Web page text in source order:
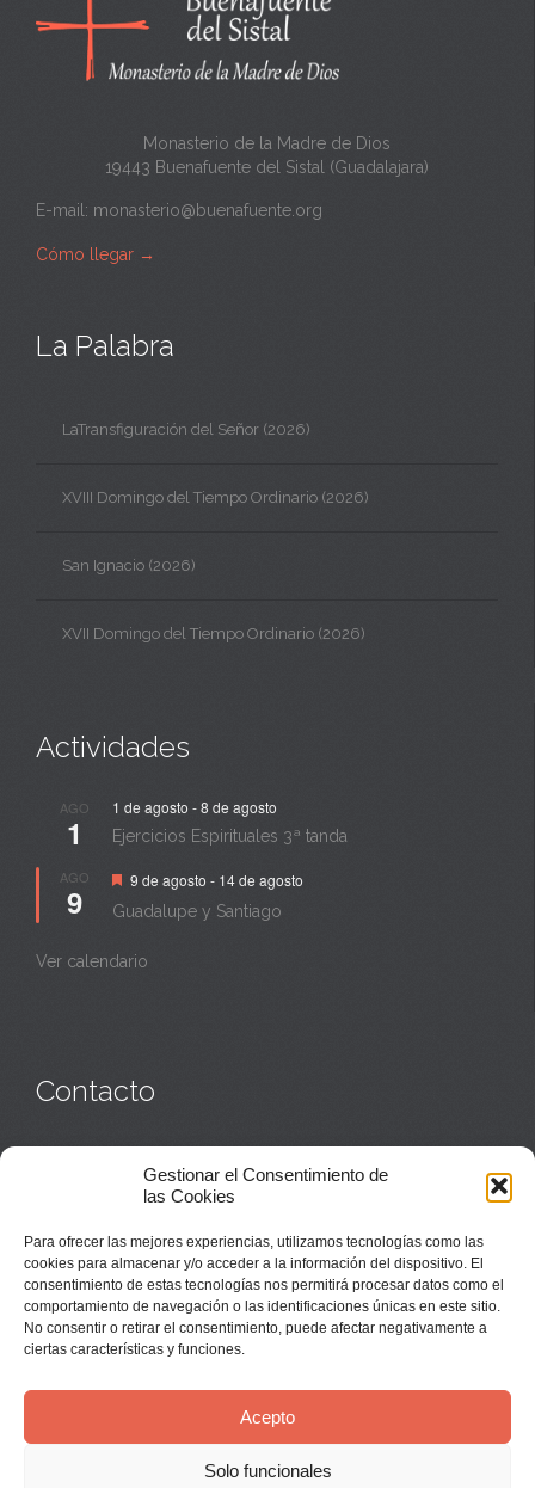
Gestionar el Consentimiento de
las Cookies
Para ofrecer las mejores experiencias, utilizamos tecnologías como las
cookies para almacenar y/o acceder a la información del dispositivo. El
consentimiento de estas tecnologías nos permitirá procesar datos como el
comportamiento de navegación o las identificaciones únicas en este sitio.
No consentir o retirar el consentimiento, puede afectar negativamente a
ciertas características y funciones.
Acepto
Solo funcionales
a
Monasterio de la Madre de Dios
19443 Buenafuente del Sistal (Guadalajara)
E-mail: monasterio@buenafuente.org
Cómo llegar →
La Palabra
LaTransfiguración del Señor (2026)
XVIII Domingo del Tiempo Ordinario (2026)
San Ignacio (2026)
XVII Domingo del Tiempo Ordinario (2026)
Actividades
AGO
1
1 de agosto -8 de agosto
Ejercicios Espirituales 3ª tanda
AGO
9
Destacado
9 de agosto - 14 de agosto
Guadalupe y Santiago
Ver calendario
Contacto
Casa de acogida:609 423 521o949 835 058
Parroquia y sacerdotes:949 835 111
Monasterio:monasterio@buenafuente.org
Información:informacion@buenafuente.org
Casa de acogida:
acogida@buenafuente.org
Ángel Moreno:angel@buenafuente.org
© Buenafuente del Sistal 2025 |